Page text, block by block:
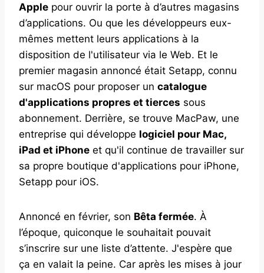
Apple pour ouvrir la porte à d’autres magasins
d’applications. Ou que les développeurs eux-
mêmes mettent leurs applications à la
disposition de l'utilisateur via le Web. Et le
premier magasin annoncé était Setapp, connu
sur macOS pour proposer un catalogue
d'applications propres et tierces sous
abonnement. Derrière, se trouve MacPaw, une
entreprise qui développe logiciel pour Mac,
iPad et iPhone et qu'il continue de travailler sur
sa propre boutique d'applications pour iPhone,
Setapp pour iOS.
Annoncé en février, son Bêta fermée. À
l’époque, quiconque le souhaitait pouvait
s’inscrire sur une liste d’attente. J'espère que
ça en valait la peine. Car après les mises à jour